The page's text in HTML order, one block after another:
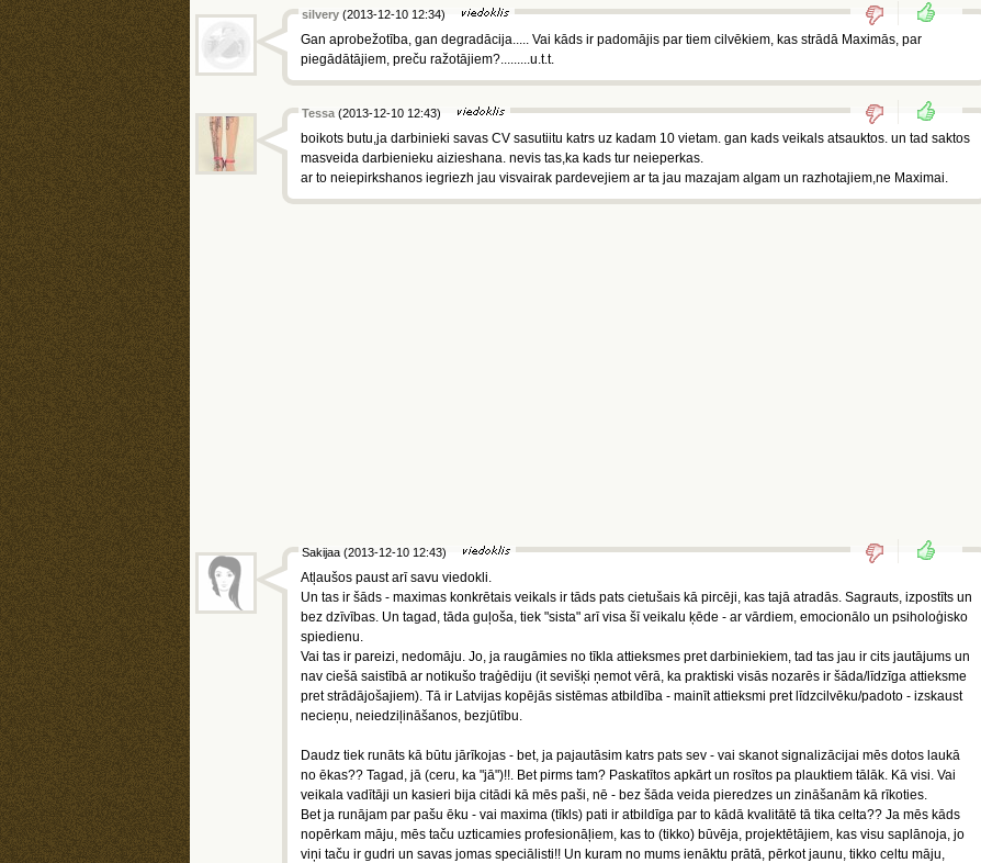
silvery (2013-12-10 12:34)
Gan aprobežotība, gan degradācija..... Vai kāds ir padomājis par tiem cilvēkiem, kas strādā Maximās, par
piegādātājiem, preču ražotājiem?.........u.t.t.
Tessa (2013-12-10 12:43)
boikots butu,ja darbinieki savas CV sasutiitu katrs uz kadam 10 vietam. gan kads veikals atsauktos. un tad saktos
masveida darbienieku aizieshana. nevis tas,ka kads tur neieperkas.
ar to neiepirkshanos iegriezh jau visvairak pardevejiem ar ta jau mazajam algam un razhotajiem,ne Maximai.
Sakijaa (2013-12-10 12:43)
Atļaušos paust arī savu viedokli.
Un tas ir šāds - maximas konkrētais veikals ir tāds pats cietušais kā pircēji, kas tajā atradās. Sagrauts, izpostīts un
bez dzīvības. Un tagad, tāda guļoša, tiek "sista" arī visa šī veikalu ķēde - ar vārdiem, emocionālo un psiholoģisko
spiedienu.
Vai tas ir pareizi, nedomāju. Jo, ja raugāmies no tīkla attieksmes pret darbiniekiem, tad tas jau ir cits jautājums un
nav ciešā saistībā ar notikušo traģēdiju (it sevišķi ņemot vērā, ka praktiski visās nozarēs ir šāda/līdzīga attieksme
pret strādājošajiem). Tā ir Latvijas kopējās sistēmas atbildība - mainīt attieksmi pret līdzcilvēku/padoto - izskaust
necieņu, neiedziļināšanos, bezjūtību.
Daudz tiek runāts kā būtu jārīkojas - bet, ja pajautāsim katrs pats sev - vai skanot signalizācijai mēs dotos laukā
no ēkas?? Tagad, jā (ceru, ka "jā")!!. Bet pirms tam? Paskatītos apkārt un rosītos pa plauktiem tālāk. Kā visi. Vai
veikala vadītāji un kasieri bija citādi kā mēs paši, nē - bez šāda veida pieredzes un zināšanām kā rīkoties.
Bet ja runājam par pašu ēku - vai maxima (tīkls) pati ir atbildīga par to kādā kvalitātē tā tika celta?? Ja mēs kāds
nopērkam māju, mēs taču uzticamies profesionāļiem, kas to (tikko) būvēja, projektētājiem, kas visu saplānoja, jo
viņi taču ir gudri un savas jomas speciālisti!! Un kuram no mums ienāktu prātā, pērkot jaunu, tikko celtu māju,